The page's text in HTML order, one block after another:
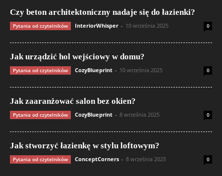
Czy beton architektoniczny nadaje się do łazienki?
Pytania od czytelników InteriorWhisper - 10 września 2025 0
Jak urządzić hol wejściowy w domu?
Pytania od czytelników CozyBlueprint - 10 września 2025 0
Jak zaaranżować salon bez okien?
Pytania od czytelników CozyBlueprint - 8 września 2025 0
Jak stworzyć łazienkę w stylu loftowym?
Pytania od czytelników ConceptCorners - 8 września 2025 0